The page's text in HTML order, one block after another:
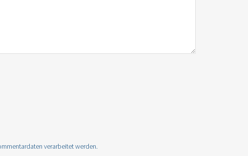
verarbeitet werden.